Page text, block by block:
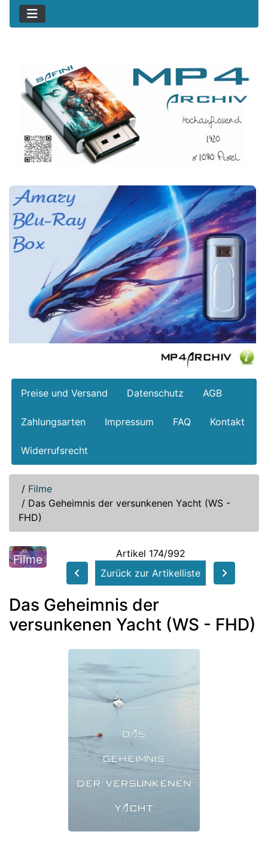
Preise und Versand Datenschutz AGB
Zahlungsarten Impressum FAQ Kontakt
Widerrufsrecht
/ Filme
/ Das Geheimnis der versunkenen Yacht (WS -
FHD)
Filme
Artikel 174/992
Zurück zur Artikelliste
Das Geheimnis der
versunkenen Yacht (WS - FHD)